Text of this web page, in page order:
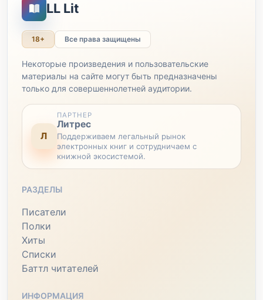
LL Lit
18+ Все права защищены
Некоторые произведения и пользовательские
материалы на сайте могут быть предназначены
только для совершеннолетней аудитории.
Л
ПАРТНЕР
Литрес
Поддерживаем легальный рынок
электронных книг и сотрудничаем с
книжной экосистемой.
РАЗДЕЛЫ
Писатели
Полки
Хиты
Списки
Баттл читателей
ИНФОРМАЦИЯ